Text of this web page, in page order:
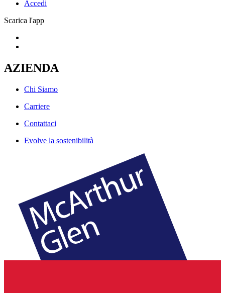
Accedi
Scarica l'app
AZIENDA
Chi Siamo
Carriere
Contattaci
Evolve la sostenibilità